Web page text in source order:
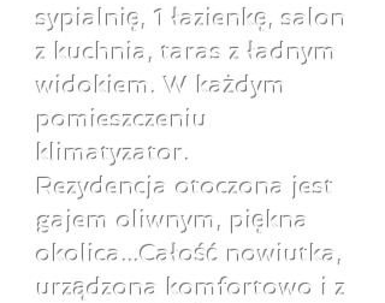
sypialnię, 1 łazienkę, salon
z kuchnia, taras z ładnym
widokiem. W każdym
pomieszczeniu
klimatyzator.
Rezydencja otoczona jest
gajem oliwnym, piękna
okolica...Całość nowiutka,
urządzona komfortowo i z